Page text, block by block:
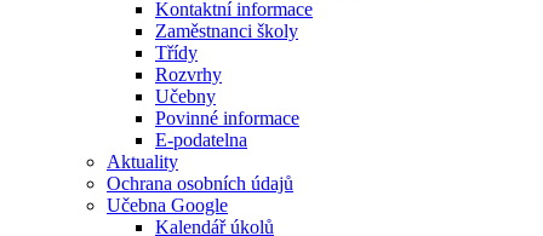
Kontaktní informace
Zaměstnanci školy
Třídy
Rozvrhy
Učebny
Povinné informace
E-podatelna
Aktuality
Ochrana osobních údajů
Učebna Google
Kalendář úkolů